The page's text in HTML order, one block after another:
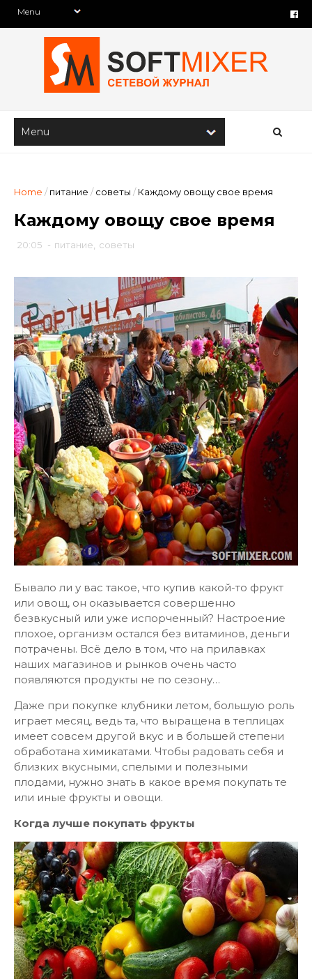
Home / питание / советы / Каждому овощу свое время
Каждому овощу свое время
20:05 - питание советы
Бывало ли у вас такое, что купив какой-то фрукт
или овощ, он оказывается совершенно
безвкусный или уже испорченный? Настроение
плохое, организм остался без витаминов, деньги
потрачены. Всё дело в том, что на прилавках
наших магазинов и рынков очень часто
появляются продукты не по сезону…
Даже при покупке клубники летом, большую роль
играет месяц, ведь та, что выращена в теплицах
имеет совсем другой вкус и в большей степени
обработана химикатами. Чтобы радовать себя и
близких вкусными, спелыми и полезными
плодами, нужно знать в какое время покупать те
или иные фрукты и овощи.
Когда лучше покупать фрукты